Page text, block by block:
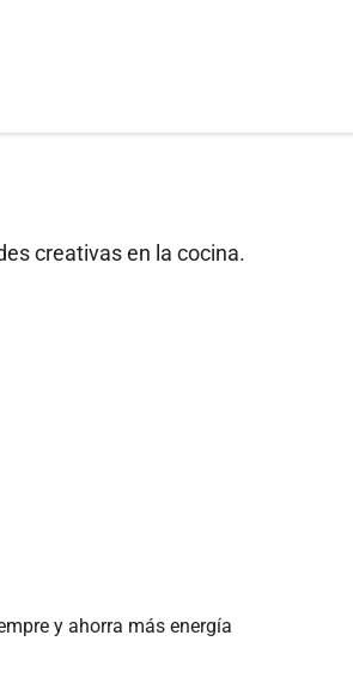
creativas en la cocina.
y ahorra más energía